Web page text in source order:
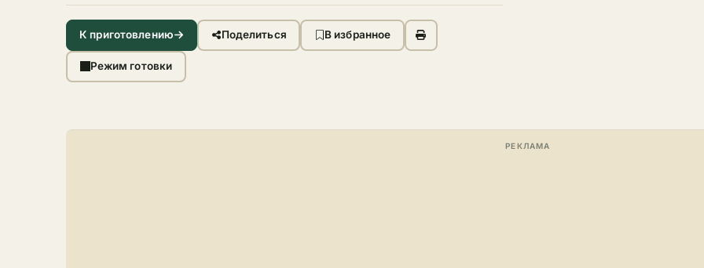
К приготовлению Поделиться В избранное
Режим готовки